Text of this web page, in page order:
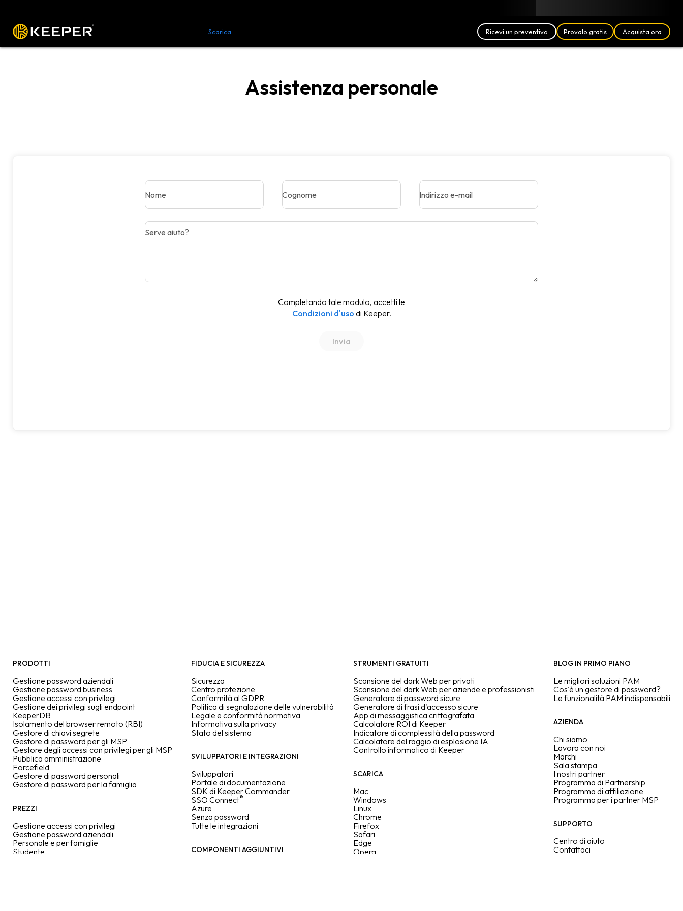
Scarica Ricevi un preventivo Provalo gratis Acquista ora
Assistenza personale
Nome Cognome Indirizzo e-mail
Serve aiuto?
Completando tale modulo, accetti le
Condizioni d'uso di Keeper.
PRODOTTI
Gestione password aziendali
Gestione password business
Gestione accessi con privilegi
Gestione dei privilegi sugli endpoint
KeeperDB
Isolamento del browser remoto (RBI)
Gestore di chiavi segrete
Gestore di password per gli MSP
Gestore degli accessi con privilegi per gli MSP
Pubblica amministrazione
Forcefield
Gestore di password personali
Gestore di password per la famiglia
PREZZI
Gestione accessi con privilegi
Gestione password aziendali
Personale e per famiglie
Studente
FIDUCIA E SICUREZZA
Sicurezza
Centro protezione
Conformità al GDPR
Politica di segnalazione delle vulnerabilità
Legale e conformità normativa
Informativa sulla privacy
Stato del sistema
SVILUPPATORI E INTEGRAZIONI
Sviluppatori
Portale di documentazione
SDK di Keeper Commander
SSO Connect®
Azure
Senza password
Tutte le integrazioni
COMPONENTI AGGIUNTIVI
STRUMENTI GRATUITI
Scansione del dark Web per privati
Scansione del dark Web per aziende e professionisti
Generatore di password sicure
Generatore di frasi d'accesso sicure
App di messaggistica crittografata
Calcolatore ROI di Keeper
Indicatore di complessità della password
Calcolatore del raggio di esplosione IA
Controllo informatico di Keeper
SCARICA
Mac
Windows
Linux
Chrome
Firefox
Safari
Edge
Opera
BLOG IN PRIMO PIANO
Le migliori soluzioni PAM
Cos'è un gestore di password?
Le funzionalità PAM indispensabili
AZIENDA
Chi siamo
Lavora con noi
Marchi
Sala stampa
I nostri partner
Programma di Partnership
Programma di affiliazione
Programma per i partner MSP
SUPPORTO
Centro di aiuto
Contattaci